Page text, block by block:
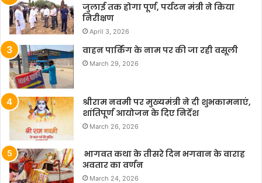
जुलाई तक होगा पूर्ण, पर्यटन मंत्री ने किया
निरीक्षण
April 3, 2026
वाहन पार्किंग के नाम पर की जा रही वसूली
March 29, 2026
श्रीराम नवमी पर मुख्यमंत्री ने दी शुभकामनाएं,
शांतिपूर्ण आयोजन के दिए निर्देश
March 26, 2026
भागवत कथा के तीसरे दिन भगवान के वाराह
अवतार का वर्णन
March 24, 2026